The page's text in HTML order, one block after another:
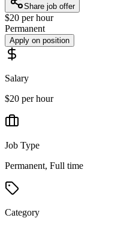
Share job offer
$20 per hour
Permanent
Apply on position
Salary
$20 per hour
Job Type
Permanent, Full time
Category